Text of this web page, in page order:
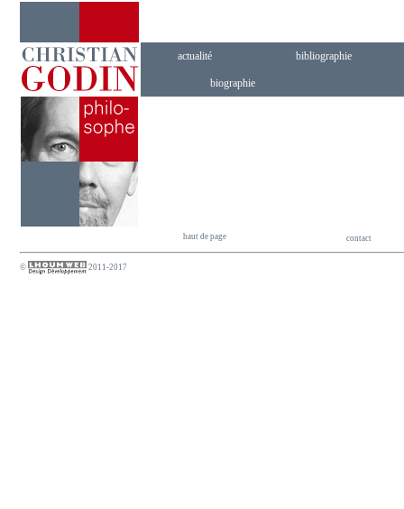
actualité bibliographie
biographie
haut de page contact
© 2011-2017